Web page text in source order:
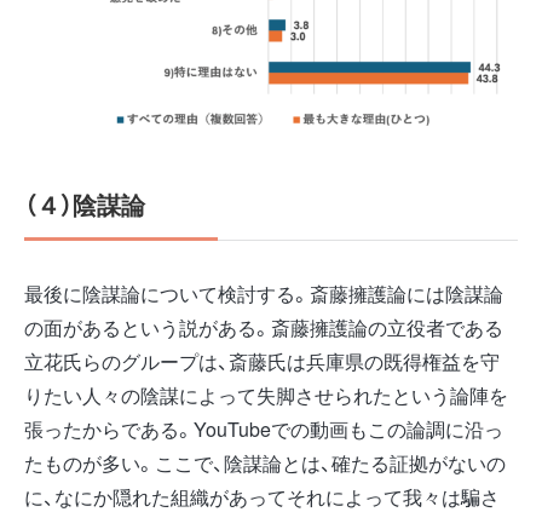
（４）陰謀論
最後に陰謀論について検討する。斎藤擁護論には陰謀論
の面があるという説がある。斎藤擁護論の立役者である
立花氏らのグループは、斎藤氏は兵庫県の既得権益を守
りたい人々の陰謀によって失脚させられたという論陣を
張ったからである。YouTubeでの動画もこの論調に沿っ
たものが多い。ここで、陰謀論とは、確たる証拠がないの
に、なにか隠れた組織があってそれによって我々は騙さ